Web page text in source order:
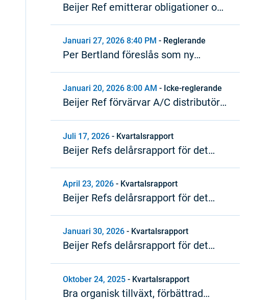
Beijer Ref emitterar obligationer om
2,5 miljarder SEK inom ramen för
MTN-program
Januari 27, 2026 8:40 PM - Reglerande
Per Bertland föreslås som ny
styrelseordförande i Beijer Ref
Januari 20, 2026 8:00 AM - Icke-reglerande
Beijer Ref förvärvar A/C distributör i
Italien
Juli 17, 2026- Kvartalsrapport
Beijer Refs delårsrapport för det
andra kvartalet 2026
April 23, 2026- Kvartalsrapport
Beijer Refs delårsrapport för det
första kvartalet 2026
Januari 30, 2026- Kvartalsrapport
Beijer Refs delårsrapport för det
fjärde kvartalet och
bokslutskommuniké 2025
Oktober 24, 2025- Kvartalsrapport
Bra organisk tillväxt, förbättrad